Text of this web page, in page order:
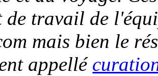
de travail de
mais bien le
appellé